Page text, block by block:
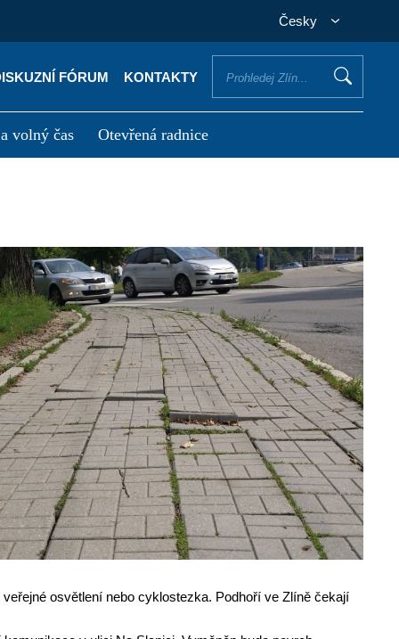
Česky
FÓRUM KONTAKTY
volný čas Otevřená radnice
osvětlení nebo cyklostezka. Podhoří ve Zlíně čekají